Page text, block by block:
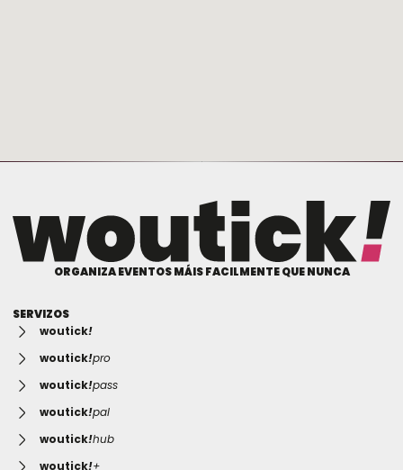
ORGANIZA EVENTOS MÁIS FACILMENTE QUE NUNCA
SERVIZOS
woutick!
woutick!pro
woutick!pass
woutick!pal
woutick!hub
woutick!+